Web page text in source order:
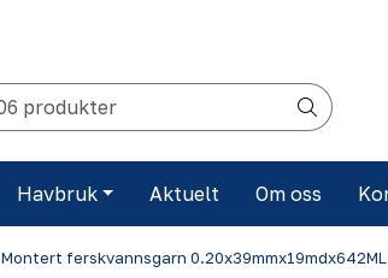
Havbruk Aktuelt Om oss
Montert ferskvannsgarn 0.20x39mmx19mdx642ML